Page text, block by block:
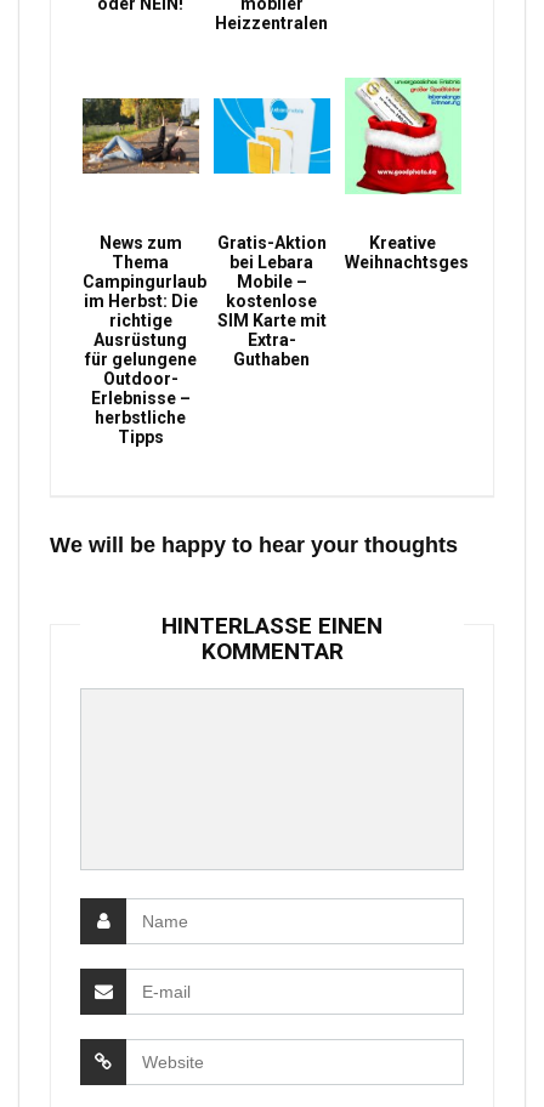
oder NEIN!
mobiler
Heizzentralen
News zum
Thema
Campingurlaub
im Herbst: Die
richtige
Ausrüstung
für gelungene
Outdoor-
Erlebnisse –
herbstliche
Tipps
Gratis-Aktion
bei Lebara
Mobile –
kostenlose
SIM Karte mit
Extra-
Guthaben
Kreative
Weihnachtsgeschenke
We will be happy to hear your thoughts
HINTERLASSE EINEN
KOMMENTAR